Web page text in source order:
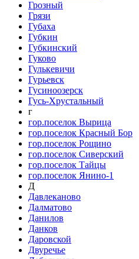
Грозный
Грязи
Губаха
Губкин
Губкинский
Гуково
Гулькевичи
Гурьевск
Гусиноозерск
Гусь-Хрустальный
г
гор.поселок Вырица
гор.поселок Красный Бор
гор.поселок Рощино
гор.поселок Сиверский
гор.поселок Тайцы
гор.поселок Янино-1
Д
Давлеканово
Далматово
Данилов
Данков
Даровской
Двуречье